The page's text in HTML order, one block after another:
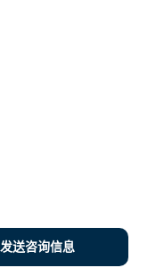
发送咨询信息